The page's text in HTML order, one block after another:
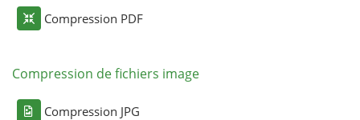
Compression PDF
Compression de fichiers image
Compression JPG